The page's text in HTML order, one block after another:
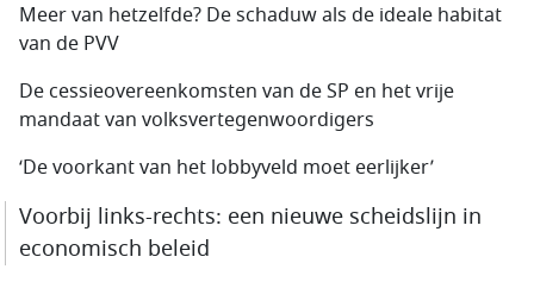
Meer van hetzelfde? De schaduw als de ideale habitat
van de PVV
De cessieovereenkomsten van de SP en het vrije
mandaat van volksvertegenwoordigers
‘De voorkant van het lobbyveld moet eerlijker’
Voorbij links-rechts: een nieuwe scheidslijn in
economisch beleid